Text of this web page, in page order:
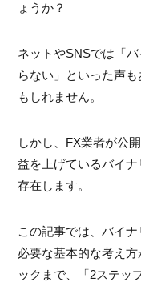
ょうか？
ネットやSNSでは「
らない」といった声
もしれません。
しかし、FX業者が公
益を上げているバイ
存在します。
この記事では、バイ
必要な基本的な考え
ックまで、「2ステッ